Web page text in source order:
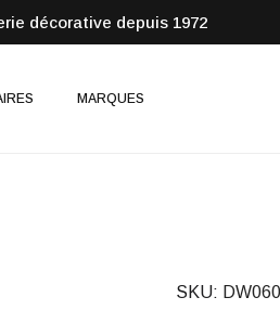
décorative depuis 1972
MARQUES
SKU